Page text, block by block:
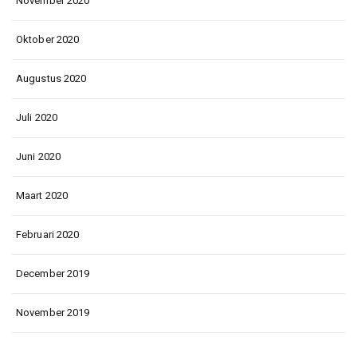
Oktober 2020
Augustus 2020
Juli 2020
Juni 2020
Maart 2020
Februari 2020
December 2019
November 2019